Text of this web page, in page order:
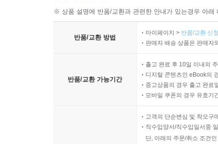
※ 상품 설명에 반품/교환과 관련한 안내가 있는경우 아
반품/교환 방법
마이페이지 > 반품/교환 신
판매자 배송 상품은 판매자
반품/교환 가능기간
출고 완료 후 10일 이내의
디지털 콘텐츠인 eBook의
중고상품의 경우 출고 완료
모바일 쿠폰의 경우 유효기
고객의 단순변심 및 착오구
직수입양서/직수입일서중
단, 아래의 주문/취소 조건